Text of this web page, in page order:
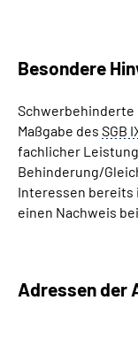
Besondere
Schwerbehinderte
Maßgabe des SGB
fachlicher
Behinderung/
Interessen bereits
einen Nachweis
Adressen der